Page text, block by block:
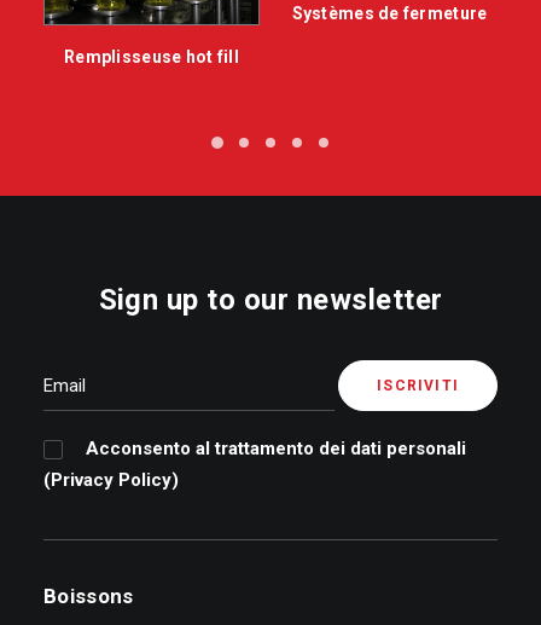
Remplisseuse hot fill
Systèmes de fermeture
Sign up to our newsletter
Acconsento al trattamento dei dati personali
(Privacy Policy)
Boissons